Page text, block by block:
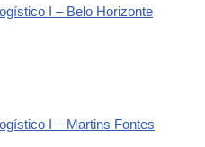
I – Belo Horizonte
I – Martins Fontes